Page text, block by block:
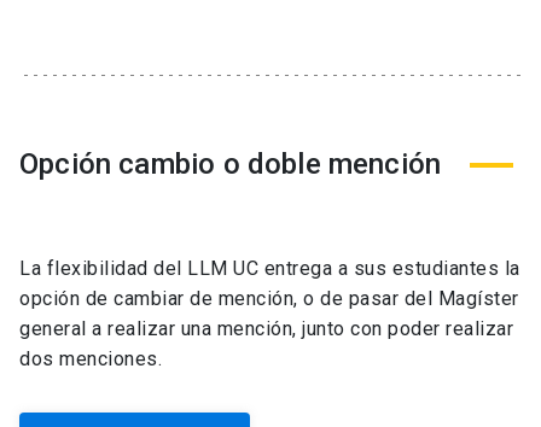
Opción cambio o doble mención
La flexibilidad del LLM UC entrega a sus estudiantes la
opción de cambiar de mención, o de pasar del Magíster
general a realizar una mención, junto con poder realizar
dos menciones.